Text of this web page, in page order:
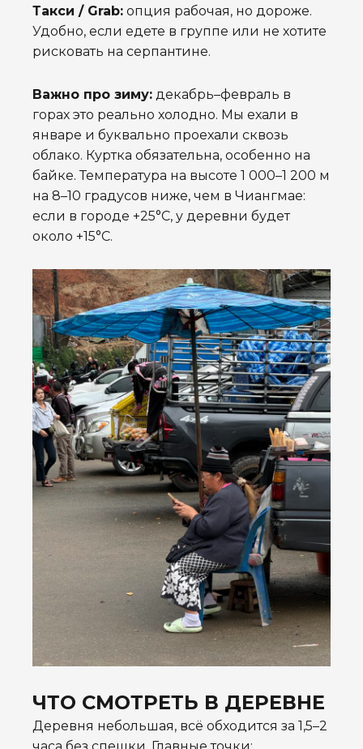
Такси / Grab: опция рабочая, но дороже.
Удобно, если едете в группе или не хотите
рисковать на серпантине.
Важно про зиму: декабрь–февраль в
горах это реально холодно. Мы ехали в
январе и буквально проехали сквозь
облако. Куртка обязательна, особенно на
байке. Температура на высоте 1 000–1 200 м
на 8–10 градусов ниже, чем в Чиангмае:
если в городе +25°C, у деревни будет
около +15°C.
ЧТО СМОТРЕТЬ В ДЕРЕВНЕ
Деревня небольшая, всё обходится за 1,5–2